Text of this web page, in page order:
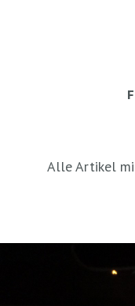
Alle Artikel